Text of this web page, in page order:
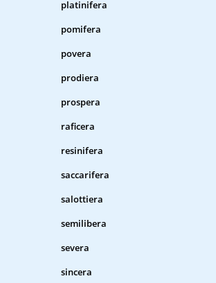
platinifera
pomifera
povera
prodiera
prospera
raficera
resinifera
saccarifera
salottiera
semilibera
severa
sincera